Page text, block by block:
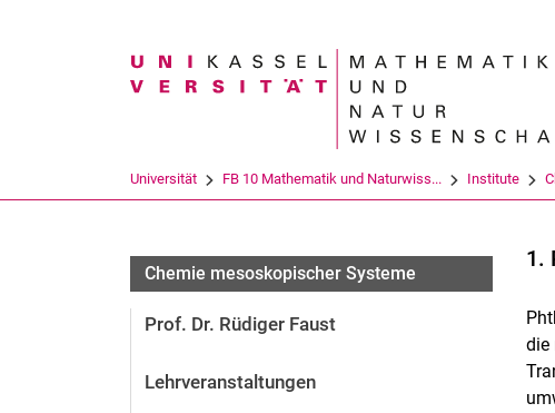
Suchbegriff
Universität FB 10 Mathematik und Naturwiss... Institute
Chemie mesoskopischer Systeme
Prof. Dr. Rüdiger Faust
Lehrveranstaltungen
1.
die